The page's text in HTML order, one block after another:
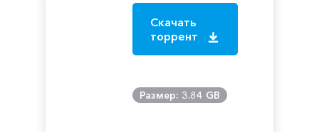
Скачать
торрент
Размер: 3.84 GB